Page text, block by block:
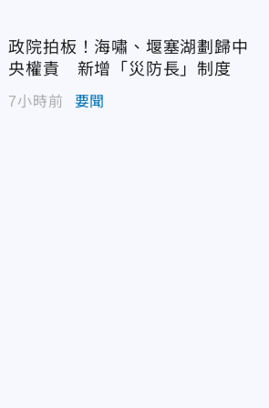
政院拍板！海嘯、堰塞湖劃歸中
央權責 新增「災防長」制度
7小時前 要聞